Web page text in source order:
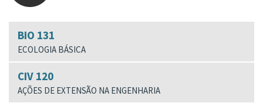
BIO 131
ECOLOGIA BÁSICA
CIV 120
AÇÕES DE EXTENSÃO NA ENGENHARIA